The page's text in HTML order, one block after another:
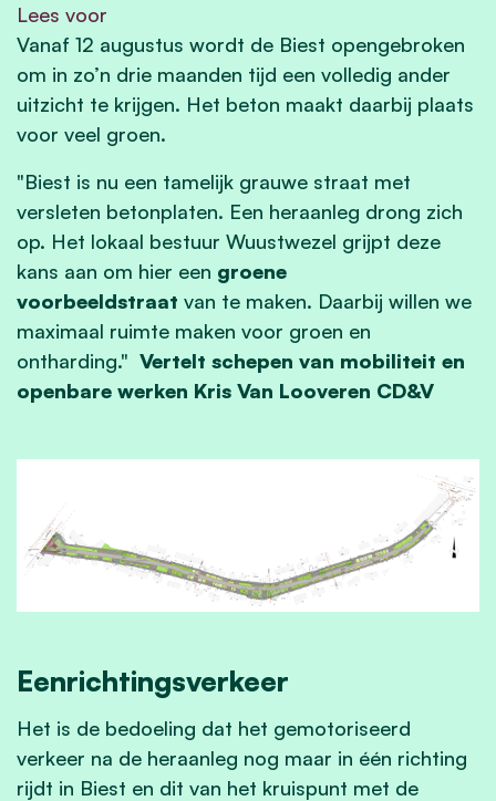
Lees voor
Vanaf 12 augustus wordt de Biest opengebroken
om in zo’n drie maanden tijd een volledig ander
uitzicht te krijgen. Het beton maakt daarbij plaats
voor veel groen.
"Biest is nu een tamelijk grauwe straat met
versleten betonplaten. Een heraanleg drong zich
op. Het lokaal bestuur Wuustwezel grijpt deze
kans aan om hier een groene
voorbeeldstraat van te maken. Daarbij willen we
maximaal ruimte maken voor groen en
ontharding." Vertelt schepen van mobiliteit en
openbare werken Kris Van Looveren CD&V
Eenrichtingsverkeer
Het is de bedoeling dat het gemotoriseerd
verkeer na de heraanleg nog maar in één richting
rijdt in Biest en dit van het kruispunt met de